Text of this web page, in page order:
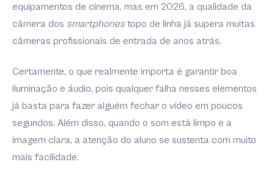
equipamentos de cinema, mas em 2026, a qualidade da
câmera dos smartphones topo de linha já supera muitas
câmeras profissionais de entrada de anos atrás.
Certamente, o que realmente importa é garantir boa
iluminação e áudio, pois qualquer falha nesses elementos
já basta para fazer alguém fechar o vídeo em poucos
segundos. Além disso, quando o som está limpo e a
imagem clara, a atenção do aluno se sustenta com muito
mais facilidade.